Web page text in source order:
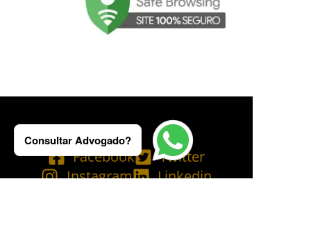
Facebook
Twitter
Instagram
Linkedin
Consultar Advogado?